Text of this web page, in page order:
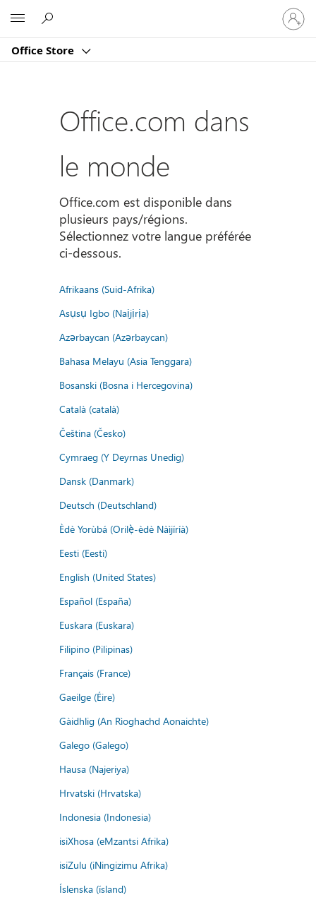
Office Store
vous
à
compte
Office.com dans
le monde
Office.com est disponible dans
plusieurs pays/régions.
Sélectionnez votre langue préférée
ci-dessous.
Afrikaans (Suid-Afrika)
Asụsụ Igbo (Naịjịrịa)
Azərbaycan (Azərbaycan)
Bahasa Melayu (Asia Tenggara)
Bosanski (Bosna i Hercegovina)
Català (català)
Čeština (Česko)
Cymraeg (Y Deyrnas Unedig)
Dansk (Danmark)
Deutsch (Deutschland)
Èdè Yorùbá (Orilẹ̀-èdè Nàìjíríà)
Eesti (Eesti)
English (United States)
Español (España)
Euskara (Euskara)
Filipino (Pilipinas)
Français (France)
Gaeilge (Éire)
Gàidhlig (An Rìoghachd Aonaichte)
Galego (Galego)
Hausa (Najeriya)
Hrvatski (Hrvatska)
Indonesia (Indonesia)
isiXhosa (eMzantsi Afrika)
isiZulu (iNingizimu Afrika)
Íslenska (ísland)